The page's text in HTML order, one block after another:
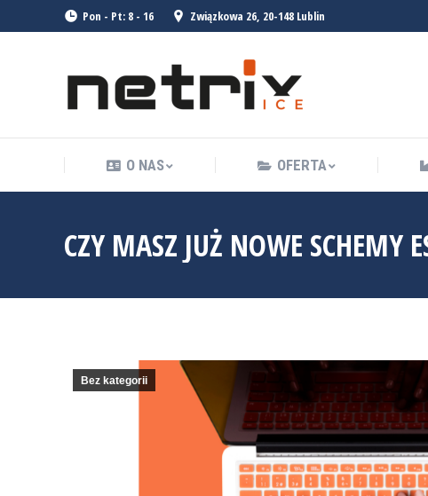
Pon - Pt: 8 - 16 Związkowa 26, 20-148 Lublin
O NAS OFERTA
CZY MASZ JUŻ NOWE SCHEMY
Bez kategorii
O NAS OFERTA